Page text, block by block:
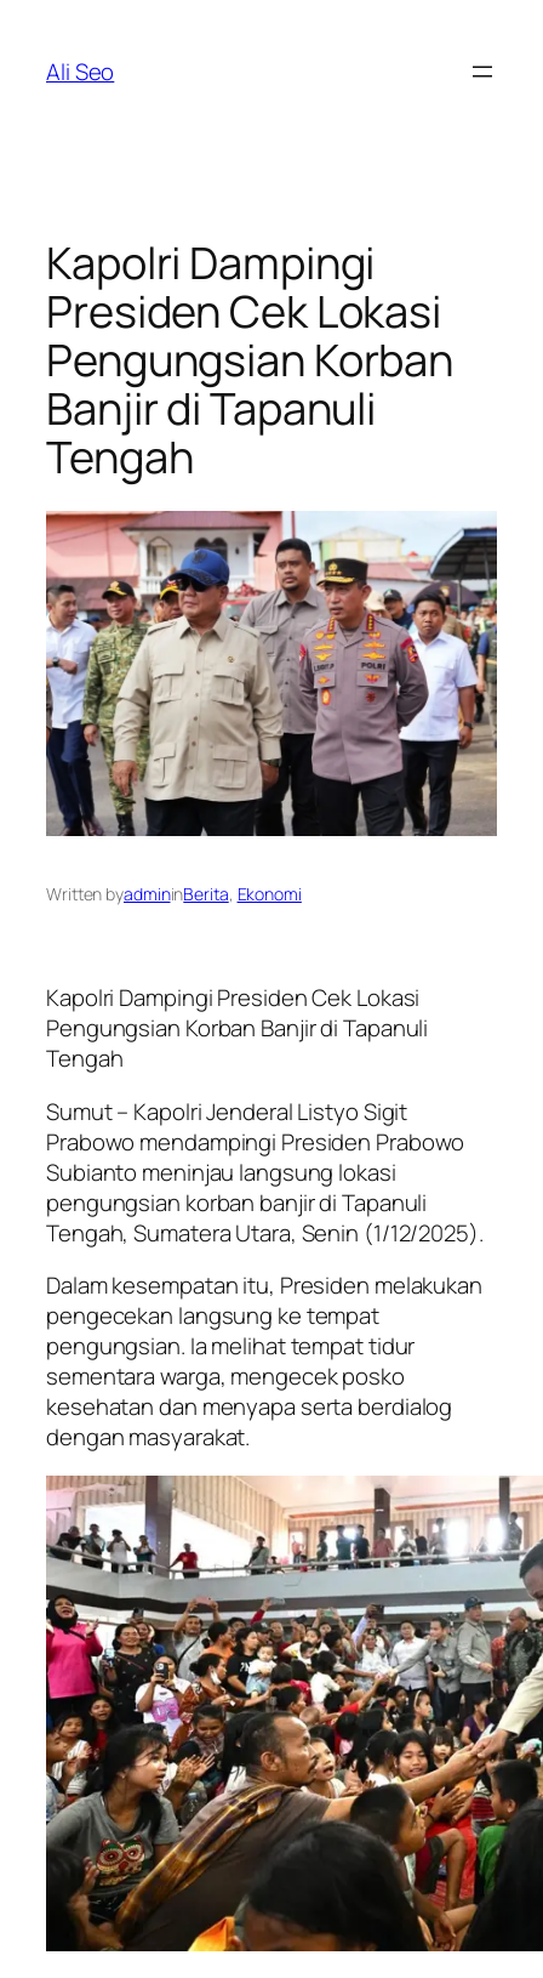
content
Ali Seo
Kapolri Dampingi
Presiden Cek Lokasi
Pengungsian Korban
Banjir di Tapanuli
Tengah
Written byadmininBerita, Ekonomi
Kapolri Dampingi Presiden Cek Lokasi
Pengungsian Korban Banjir di Tapanuli
Tengah
Sumut – Kapolri Jenderal Listyo Sigit
Prabowo mendampingi Presiden Prabowo
Subianto meninjau langsung lokasi
pengungsian korban banjir di Tapanuli
Tengah, Sumatera Utara, Senin (1/12/2025).
Dalam kesempatan itu, Presiden melakukan
pengecekan langsung ke tempat
pengungsian. Ia melihat tempat tidur
sementara warga, mengecek posko
kesehatan dan menyapa serta berdialog
dengan masyarakat.